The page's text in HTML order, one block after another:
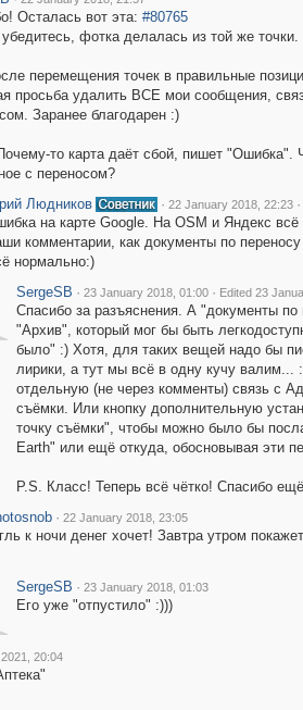
Осталась вот эта: #80765
фотка делалась из той же точки.
перемещения точек в правильные
просьба удалить ВСЕ мои сообщения,
Заранее благодарен :)
то карта даёт сбой, пишет "Ошибка".
с переносом?
Людников
· 22 January 2018, 22:23 ·
на карте Google. На OSM и Яндекс
комментарии, как документы по
нормально:)
SergeSB · 23 January 2018, 01:00 · Edited 23
Спасибо за разъяснения. А "документы
"Архив", который мог бы быть
было" :) Хотя, для таких вещей надо бы
лирики, а тут мы всё в одну кучу валим...
отдельную (не через комменты) связь с
съёмки. Или кнопку дополнительную
точку съёмки", чтобы можно было бы
Earth" или ещё откуда, обосновывая эти
P.S. Класс! Теперь всё чётко! Спасибо
· 22 January 2018, 23:05
к ночи денег хочет! Завтра утром
SergeSB · 23 January 2018, 01:03
Его уже "отпустило" :)))
20:04